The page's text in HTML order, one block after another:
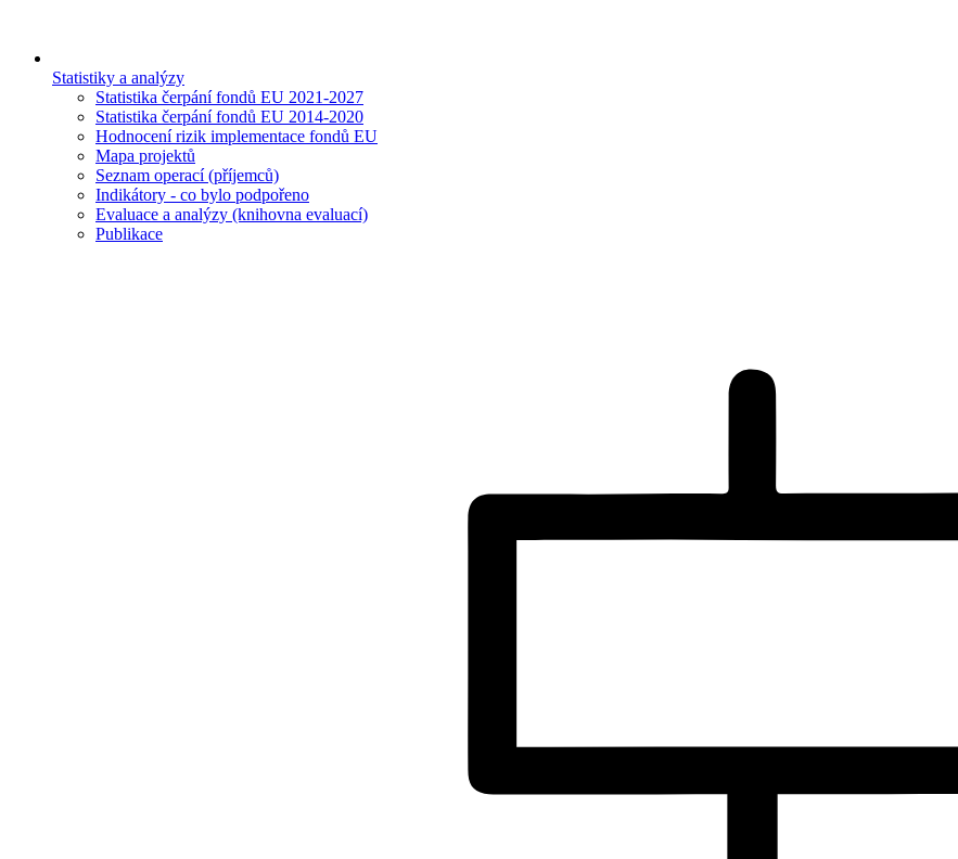
Statistiky a analýzy
Statistika čerpání fondů EU 2021-2027
Statistika čerpání fondů EU 2014-2020
Hodnocení rizik implementace fondů EU
Mapa projektů
Seznam operací (příjemců)
Indikátory - co bylo podpořeno
Evaluace a analýzy (knihovna evaluací)
Publikace